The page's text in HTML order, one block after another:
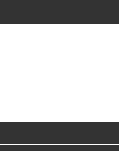
▣